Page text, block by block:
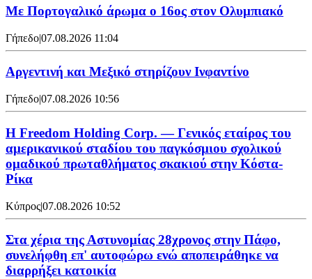
Με Πορτογαλικό άρωμα ο 16ος στον Ολυμπιακό
Γήπεδο|07.08.2026 11:04
Αργεντινή και Μεξικό στηρίζουν Ινφαντίνο
Γήπεδο|07.08.2026 10:56
Η Freedom Holding Corp. — Γενικός εταίρος του
αμερικανικού σταδίου του παγκόσμιου σχολικού
ομαδικού πρωταθλήματος σκακιού στην Κόστα-
Ρίκα
Κύπρος|07.08.2026 10:52
Στα χέρια της Αστυνομίας 28χρονος στην Πάφο,
συνελήφθη επ' αυτοφώρω ενώ αποπειράθηκε να
διαρρήξει κατοικία